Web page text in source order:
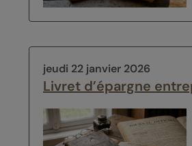
jeudi 22 janvier 2026
Livret d’épargne